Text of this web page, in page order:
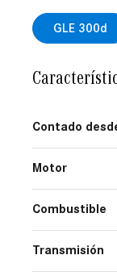
GLE 300d
Contado
Motor
Combustible
Transmisión